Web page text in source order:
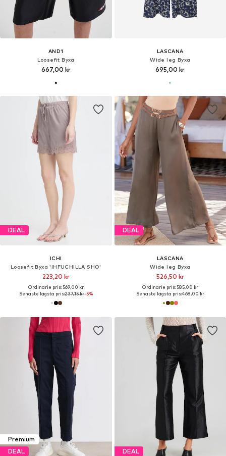
AND1
Loosefit Byxa
667,00 kr
LASCANA
Wide leg Byxa
695,00 kr
DEAL
ICHI
Loosefit Byxa 'IHFUCHILLA SHO'
223,20 kr
Ordinarie pris: 569,00 kr
Senaste lägsta pris:237,15 kr-5%
DEAL
LASCANA
Wide leg Byxa
526,50 kr
Ordinarie pris: 585,00 kr
Senaste lägsta pris:468,00 kr
Premium
DEAL
DEAL